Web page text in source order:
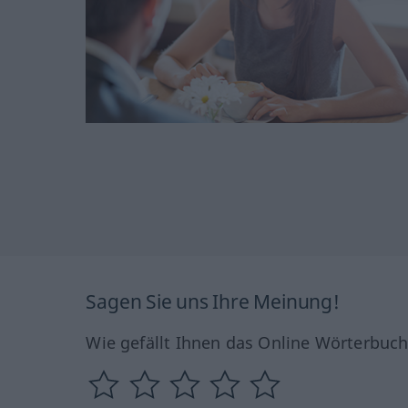
Sagen Sie uns Ihre Meinung!
Wie gefällt Ihnen das Online